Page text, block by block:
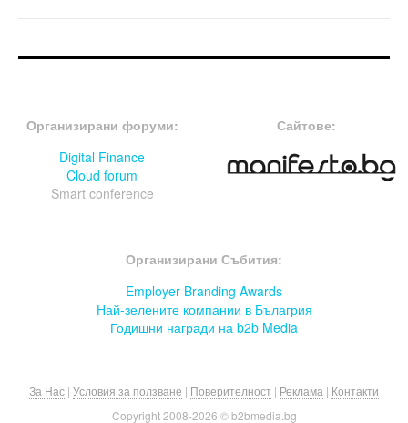
Организирани форуми:
Digital Finance
Cloud forum
Smart conference
Сайтове:
Организирани Събития:
Employer Branding Awards
Най-зелените компании в Бълагрия
Годишни награди на b2b Media
За Нас | Условия за ползване | Поверителност | Реклама | Контакти
Copyright 2008-2026 © b2bmedia.bg